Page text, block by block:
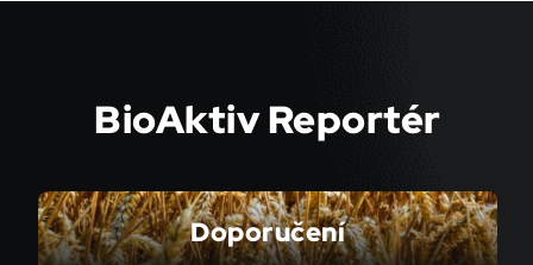
BioAktiv Reportér
Doporučení